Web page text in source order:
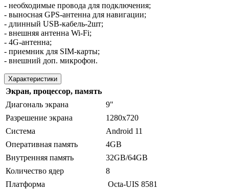
- необходимые провода для подключения;
- выносная GPS-антенна для навигации;
- длинный USB-кабель-2шт;
- внешняя антенна Wi-Fi;
- 4G-антенна;
- приемник для SIM-карты;
- внешний доп. микрофон.
Характеристики
Экран, процессор, память
Диагональ экрана
9"
Разрешение экрана
1280х720
Система
Android 11
Оперативная память
4GB
Внутренняя память
32GB/64GB
Количество ядер
8
Платформа
Octa-UIS 8581